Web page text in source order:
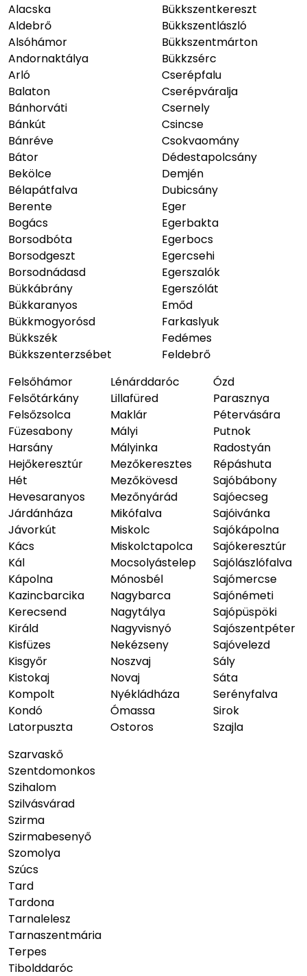
Alacska
Aldebrő
Alsóhámor
Andornaktálya
Arló
Balaton
Bánhorváti
Bánkút
Bánréve
Bátor
Bekölce
Bélapátfalva
Berente
Bogács
Borsodbóta
Borsodgeszt
Borsodnádasd
Bükkábrány
Bükkaranyos
Bükkmogyorósd
Bükkszék
Bükkszenterzsébet
Bükkszentkereszt
Bükkszentlászló
Bükkszentmárton
Bükkzsérc
Cserépfalu
Cserépváralja
Csernely
Csincse
Csokvaomány
Dédestapolcsány
Demjén
Dubicsány
Eger
Egerbakta
Egerbocs
Egercsehi
Egerszalók
Egerszólát
Emőd
Farkaslyuk
Fedémes
Feldebrő
Felsőhámor
Felsőtárkány
Felsőzsolca
Füzesabony
Harsány
Hejőkeresztúr
Hét
Hevesaranyos
Járdánháza
Jávorkút
Kács
Kál
Kápolna
Kazincbarcika
Kerecsend
Királd
Kisfüzes
Kisgyőr
Kistokaj
Kompolt
Kondó
Latorpuszta
Lénárddaróc
Lillafüred
Maklár
Mályi
Mályinka
Mezőkeresztes
Mezőkövesd
Mezőnyárád
Mikófalva
Miskolc
Miskolctapolca
Mocsolyástelep
Mónosbél
Nagybarca
Nagytálya
Nagyvisnyó
Nekézseny
Noszvaj
Novaj
Nyékládháza
Ómassa
Ostoros
Ózd
Parasznya
Pétervására
Putnok
Radostyán
Répáshuta
Sajóbábony
Sajóecseg
Sajóivánka
Sajókápolna
Sajókeresztúr
Sajólászlófalva
Sajómercse
Sajónémeti
Sajópüspöki
Sajószentpéter
Sajóvelezd
Sály
Sáta
Serényfalva
Sirok
Szajla
Szarvaskő
Szentdomonkos
Szihalom
Szilvásvárad
Szirma
Szirmabesenyő
Szomolya
Szúcs
Tard
Tardona
Tarnalelesz
Tarnaszentmária
Terpes
Tibolddaróc